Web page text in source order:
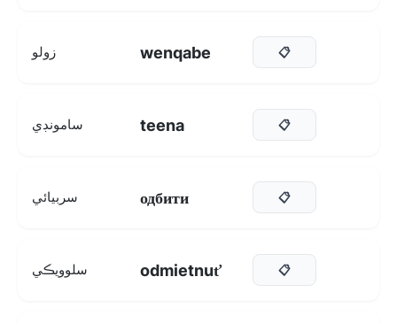
زولو wenqabe 📋
سامونڊي teena 📋
سربيائي одбити 📋
سلوويڪي odmietnuť 📋